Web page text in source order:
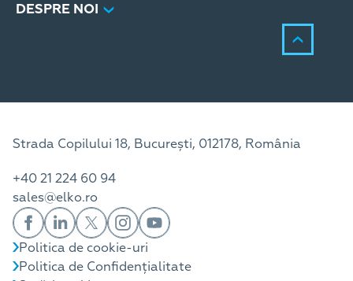
DESPRE NOI
Strada Copilului 18, București, 012178, România
+40 21 224 60 94
sales@elko.ro
Politica de cookie-uri
Politica de Confidențialitate